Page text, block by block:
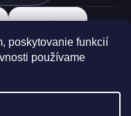
poskytovanie funkcií
používame
vyhradené.Upraviť